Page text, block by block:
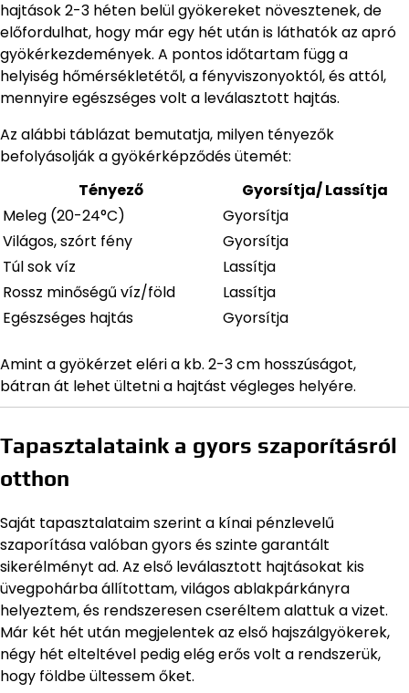
hajtások 2-3 héten belül gyökereket növesztenek, de
előfordulhat, hogy már egy hét után is láthatók az apró
gyökérkezdemények. A pontos időtartam függ a
helyiség hőmérsékletétől, a fényviszonyoktól, és attól,
mennyire egészséges volt a leválasztott hajtás.
Az alábbi táblázat bemutatja, milyen tényezők
befolyásolják a gyökérképződés ütemét:
Tényező
Gyorsítja/ Lassítja
Meleg (20-24°C)
Gyorsítja
Világos, szórt fény
Gyorsítja
Túl sok víz
Lassítja
Rossz minőségű víz/föld
Lassítja
Egészséges hajtás
Gyorsítja
Amint a gyökérzet eléri a kb. 2-3 cm hosszúságot,
bátran át lehet ültetni a hajtást végleges helyére.
Tapasztalataink a gyors szaporításról
otthon
Saját tapasztalataim szerint a kínai pénzlevelű
szaporítása valóban gyors és szinte garantált
sikerélményt ad. Az első leválasztott hajtásokat kis
üvegpohárba állítottam, világos ablakpárkányra
helyeztem, és rendszeresen cseréltem alattuk a vizet.
Már két hét után megjelentek az első hajszálgyökerek,
négy hét elteltével pedig elég erős volt a rendszerük,
hogy földbe ültessem őket.